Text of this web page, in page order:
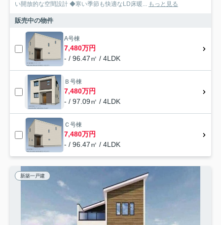
い開放的な空間設計 ◆寒い季節も快適なLD床暖... もっと見る
販売中の物件
A号棟
7,480万円
- / 96.47㎡ / 4LDK
Ｂ号棟
7,480万円
- / 97.09㎡ / 4LDK
Ｃ号棟
7,480万円
- / 96.47㎡ / 4LDK
新築一戸建